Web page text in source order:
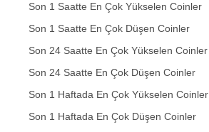
Son 1 Saatte En Çok Yükselen Coinler
Son 1 Saatte En Çok Düşen Coinler
Son 24 Saatte En Çok Yükselen Coinler
Son 24 Saatte En Çok Düşen Coinler
Son 1 Haftada En Çok Yükselen Coinler
Son 1 Haftada En Çok Düşen Coinler